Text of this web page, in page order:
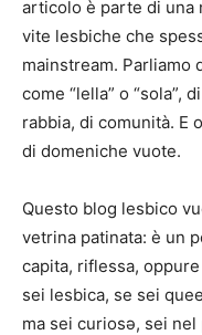
articolo è parte di una
vite lesbiche che
mainstream. Parliamo
come “lella” o “sola”,
rabbia, di comunità. E
di domeniche vuote.
Questo blog lesbico
vetrina patinata: è un
capita, riflessa,
sei lesbica, se sei
ma sei curiosə, sei